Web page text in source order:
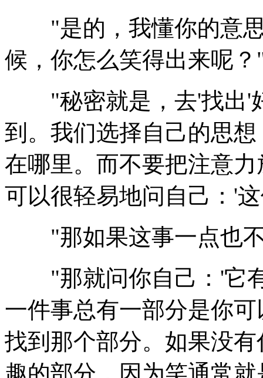
"是的，我懂你的意思
候，你怎么笑得出来呢？
"秘密就是，去'找出'
到。我们选择自己的思
在哪里。而不要把注意
可以很轻易地问自己：'
"那如果这事一点也不
"那就问你自己：'它有
一件事总有一部分是你
找到那个部分。如果没
趣的部分，因为笑通常